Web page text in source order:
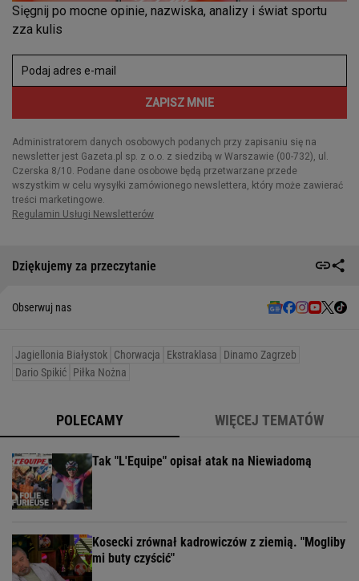
Dziękujemy za przeczytanie
Obserwuj nas
Jagiellonia Białystok Chorwacja Ekstraklasa
Dinamo Zagrzeb
Dario Spikić Piłka Nożna
POLECAMY WIĘCEJ TEMATÓW
Tak "L'Equipe" opisał atak na Niewiadomą
Kosecki zrównał kadrowiczów z ziemią. "Mogliby
mi buty czyścić"